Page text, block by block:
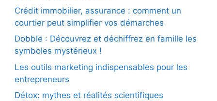
Crédit immobilier, assurance : comment un
courtier peut simplifier vos démarches
Dobble : Découvrez et déchiffrez en famille les
symboles mystérieux !
Les outils marketing indispensables pour les
entrepreneurs
Détox: mythes et réalités scientifiques